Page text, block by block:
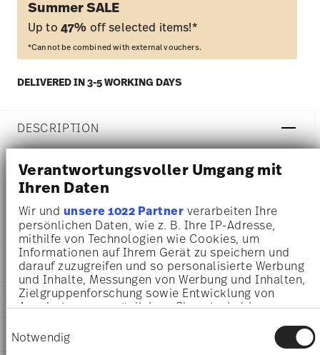
Verantwortungsvoller Umgang mit
Ihren Daten
Wir und unsere 1022 Partnerverarbeiten Ihre
persönlichen Daten, wie z. B. Ihre IP-Adresse,
mithilfe von Technologien wie Cookies, um
Informationen auf Ihrem Gerät zu speichern und
darauf zuzugreifen und so personalisierte Werbung
und Inhalte, Messungen von Werbung und Inhalten,
Zielgruppenforschung sowie Entwicklung von
Angeboten zu ermöglichen. Sie entscheiden
Sie können Ihre Einwilligung jederzeit über die
Cookie-Erklärung oder durch Klicken auf das
Notwendig
Summer SALE
Up to 47% off selected items!*
*Cannot be combined with external vouchers.
DELIVERED IN 3-5 WORKING DAYS
DESCRIPTION
Rosenthal Maria Weiss Lid - Round - Ø 7,0 cm - h 4,9 cm,
Porcelain White
DETAILS
Rosenthal
DIMENSIONS
7,00 cm
CARE AND SAFETY INFORMATION